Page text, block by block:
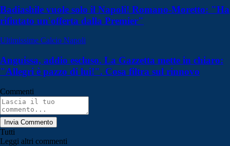
Badiashile vuole solo il Napoli! Romano-Moretto: "Ha
rifiutato un'offerta dalla Premier"
Ultimissime Calcio Napoli
Anguissa, addio escluso. La Gazzetta mette in chiaro:
"Allegri è pazzo di lui!". Cosa filtra sul rinnovo
Commenti
Invia Commento
Tutti
Leggi altri commenti